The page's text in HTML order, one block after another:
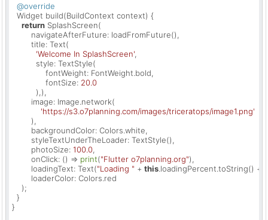
@override
  Widget build(BuildContext context) {
return SplashScreen(
        navigateAfterFuture: loadFromFuture(),
        title: Text(
'Welcome In SplashScreen',
          style: TextStyle(
              fontWeight: FontWeight.bold,
              fontSize:
20.0
          ),),
        image: Image.network(
'https://s3.o7planning.com/images/triceratops/image1.png'
        ),
        backgroundColor: Colors.white,
        styleTextUnderTheLoader: TextStyle(),
        photoSize:
100.0,
        onClick: () =>
print("Flutter o7planning.org"),
        loadingText: Text(
"Loading " + this .loadingPercent.toString() +
        loaderColor: Colors.red
    );
  }
}